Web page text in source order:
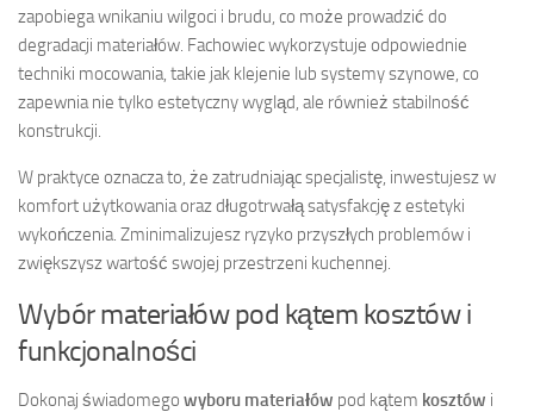
zapobiega wnikaniu wilgoci i brudu, co może prowadzić do
degradacji materiałów. Fachowiec wykorzystuje odpowiednie
techniki mocowania, takie jak klejenie lub systemy szynowe, co
zapewnia nie tylko estetyczny wygląd, ale również stabilność
konstrukcji.
W praktyce oznacza to, że zatrudniając specjalistę, inwestujesz w
komfort użytkowania oraz długotrwałą satysfakcję z estetyki
wykończenia. Zminimalizujesz ryzyko przyszłych problemów i
zwiększysz wartość swojej przestrzeni kuchennej.
Wybór materiałów pod kątem kosztów i
funkcjonalności
Dokonaj świadomego wyboru materiałów pod kątem kosztów i